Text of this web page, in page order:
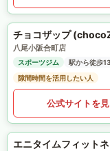
チョコザップ
八尾小阪合町店
スポーツジム
駅から徒歩
隙間時間を活用したい人
公式サイトを
エニタイムフィット